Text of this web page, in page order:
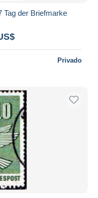
Tag der Briefmarke
Privado